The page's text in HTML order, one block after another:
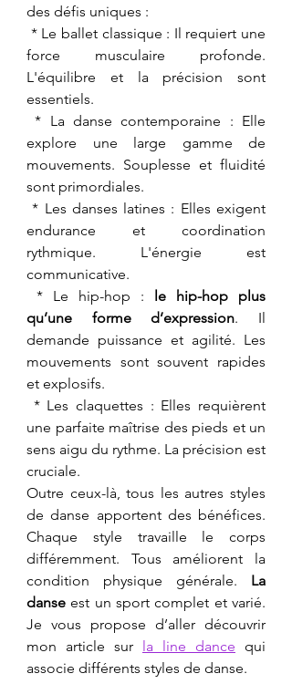
des défis uniques :
* Le ballet classique : Il requiert une
force musculaire profonde.
L'équilibre et la précision sont
essentiels.
* La danse contemporaine : Elle
explore une large gamme de
mouvements. Souplesse et fluidité
sont primordiales.
* Les danses latines : Elles exigent
endurance et coordination
rythmique. L'énergie est
communicative.
* Le hip-hop : le hip-hop plus
qu’une forme d’expression. Il
demande puissance et agilité. Les
mouvements sont souvent rapides
et explosifs.
* Les claquettes : Elles requièrent
une parfaite maîtrise des pieds et un
sens aigu du rythme. La précision est
cruciale.
Outre ceux-là, tous les autres styles
de danse apportent des bénéfices.
Chaque style travaille le corps
différemment. Tous améliorent la
condition physique générale. La
danse est un sport complet et varié.
Je vous propose d’aller découvrir
mon article sur la line dance qui
associe différents styles de danse.